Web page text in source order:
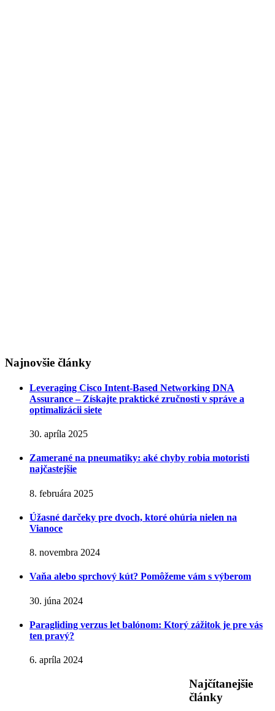
Najnovšie články
Leveraging Cisco Intent-Based Networking DNA
Assurance – Získajte praktické zručnosti v správe a
optimalizácii siete
30. apríla 2025
Zamerané na pneumatiky: aké chyby robia motoristi
najčastejšie
8. februára 2025
Úžasné darčeky pre dvoch, ktoré ohúria nielen na
Vianoce
8. novembra 2024
Vaňa alebo sprchový kút? Pomôžeme vám s výberom
30. júna 2024
Paragliding verzus let balónom: Ktorý zážitok je pre vás
ten pravý?
6. apríla 2024
Najčítanejšie
články